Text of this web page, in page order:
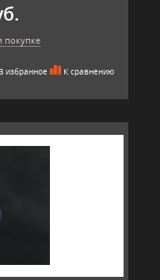
покупке
В избранное К сравнению